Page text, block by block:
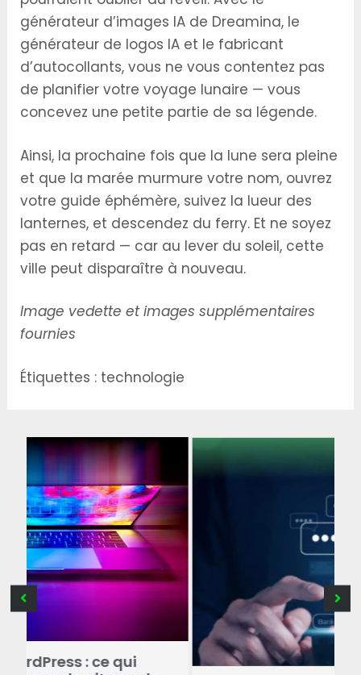
générateur d’images IA de Dreamina, le
générateur de logos IA et le fabricant
d’autocollants, vous ne vous contentez pas
de planifier votre voyage lunaire — vous
concevez une petite partie de sa légende.
Ainsi, la prochaine fois que la lune sera pleine
et que la marée murmure votre nom, ouvrez
votre guide éphémère, suivez la lueur des
lanternes, et descendez du ferry. Et ne soyez
pas en retard — car au lever du soleil, cette
ville peut disparaître à nouveau.
Image vedette et images supplémentaires
fournies
Étiquettes : technologie